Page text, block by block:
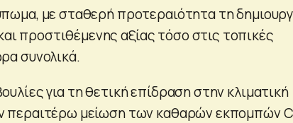
με σταθερή προτεραιότητα τη
προστιθέμενης αξίας τόσο στις τοπικές
συνολικά.
για τη θετική επίδραση στην κλιματική
περαιτέρω μείωση των καθαρών εκπομπών